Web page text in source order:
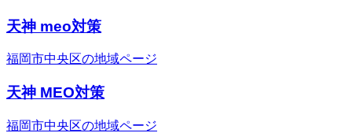
天神 meo対策
福岡市中央区の地域ページ
天神 MEO対策
福岡市中央区の地域ページ